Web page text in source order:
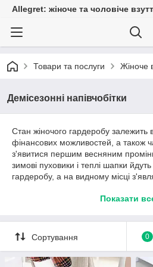
Allegret: жіноче та чоловіче
Товари та послуги Жіноче
Демісезонні напівчобітки
Стан жіночого гардеробу залежить
фінансових можливостей, а також
з'явитися першим весняним
зимові пуховики і теплі шапки
гардеробу, а на видному місці
Півчобітки з
Можливість вибрати красиву і при
Показати
Сортування 0